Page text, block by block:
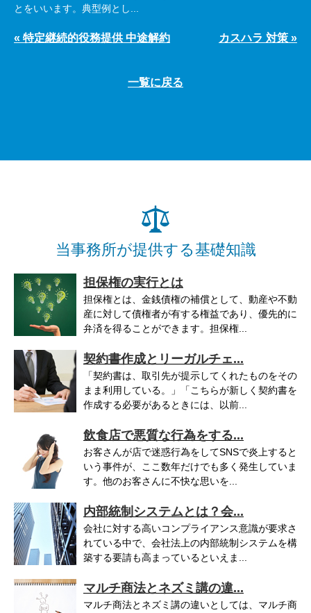
とをいいます。典型例とし...
« 特定継続的役務提供 中途解約 カスハラ 対策 »
一覧に戻る
当事務所が提供する基礎知識
担保権の実行とは
担保権とは、金銭債権の補償として、動産や不動
産に対して債権者が有する権益であり、優先的に
弁済を得ることができます。担保権...
契約書作成とリーガルチェ...
「契約書は、取引先が提示してくれたものをその
まま利用している。」「こちらが新しく契約書を
作成する必要があるときには、以前...
飲食店で悪質な行為をする...
お客さんが店で迷惑行為をしてSNSで炎上すると
いう事件が、ここ数年だけでも多く発生していま
す。他のお客さんに不快な思いを...
内部統制システムとは？会...
会社に対する高いコンプライアンス意識が要求さ
れている中で、会社法上の内部統制システムを構
築する要請も高まっているといえま...
マルチ商法とネズミ講の違...
マルチ商法とネズミ講の違いとしては、マルチ商